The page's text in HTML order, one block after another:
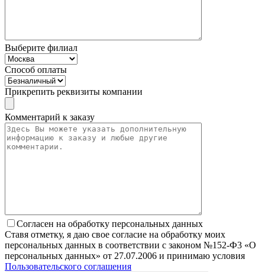
Выберите филиал
Способ оплаты
Прикрепить реквизиты компании
Комментарий к заказу
Согласен на обработку персональных данных
Ставя отметку, я даю свое согласие на обработку моих
персональных данных в соответствии с законом №152-Ф3 «О
персональных данных» от 27.07.2006 и принимаю условия
Пользовательского соглашения